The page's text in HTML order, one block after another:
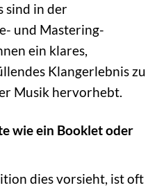
sind in der
und Mastering-
ein klares,
Klangerlebnis zu
Musik hervorhebt.
wie ein Booklet oder
dies vorsieht, ist oft